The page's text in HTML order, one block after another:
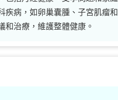
病，如卵巢囊腫、子宮肌瘤
和治療，維護整體健康。